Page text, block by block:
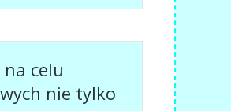
celu
nie tylko